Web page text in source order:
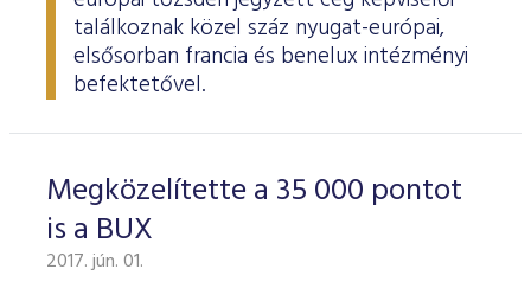
találkoznak közel száz nyugat-európai,
elsősorban francia és benelux intézményi
befektetővel.
Megközelítette a 35 000 pontot
is a BUX
2017. jún. 01.